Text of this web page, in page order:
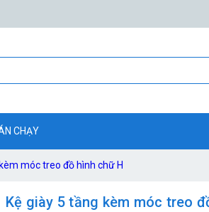
CHẠY
móc treo đồ hình chữ H
Kệ giày 5 tầng kèm móc treo